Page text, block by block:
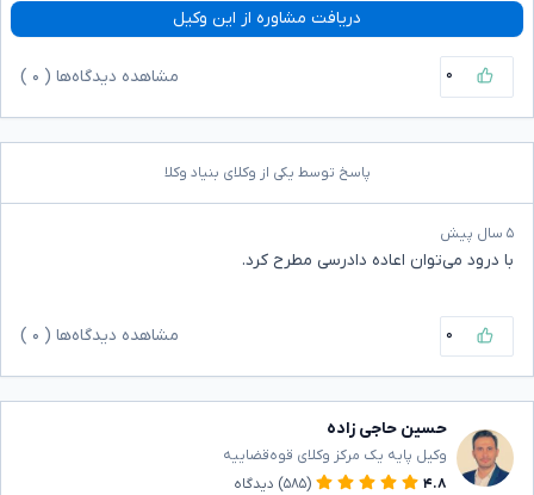
دریافت مشاوره از این وکیل
۰ مشاهده دیدگاه‌ها ( ۰
پاسخ توسط یکی از وکلای بنیاد وکلا
۵ سال پیش
با درود می‌توان اعاده دادرسی مطرح کرد.
۰ مشاهده دیدگاه‌ها ( ۰
حسین حاجی زاده
وکیل پایه یک مرکز وکلای قوه‌قضاییه
۴.۸
(۵۸۵) دیدگاه